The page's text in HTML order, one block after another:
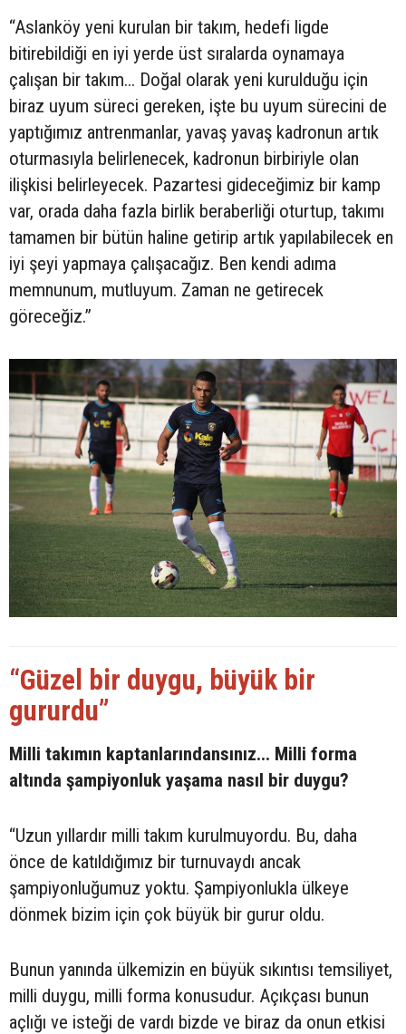
“Aslanköy yeni kurulan bir takım, hedefi ligde
bitirebildiği en iyi yerde üst sıralarda oynamaya
çalışan bir takım... Doğal olarak yeni kurulduğu için
biraz uyum süreci gereken, işte bu uyum sürecini de
yaptığımız antrenmanlar, yavaş yavaş kadronun artık
oturmasıyla belirlenecek, kadronun birbiriyle olan
ilişkisi belirleyecek. Pazartesi gideceğimiz bir kamp
var, orada daha fazla birlik beraberliği oturtup, takımı
tamamen bir bütün haline getirip artık yapılabilecek en
iyi şeyi yapmaya çalışacağız. Ben kendi adıma
memnunum, mutluyum. Zaman ne getirecek
göreceğiz.”
“Güzel bir duygu, büyük bir
gururdu”
Milli takımın kaptanlarındansınız... Milli forma
altında şampiyonluk yaşama nasıl bir duygu?
“Uzun yıllardır milli takım kurulmuyordu. Bu, daha
önce de katıldığımız bir turnuvaydı ancak
şampiyonluğumuz yoktu. Şampiyonlukla ülkeye
dönmek bizim için çok büyük bir gurur oldu.
Bunun yanında ülkemizin en büyük sıkıntısı temsiliyet,
milli duygu, milli forma konusudur. Açıkçası bunun
açlığı ve isteği de vardı bizde ve biraz da onun etkisi